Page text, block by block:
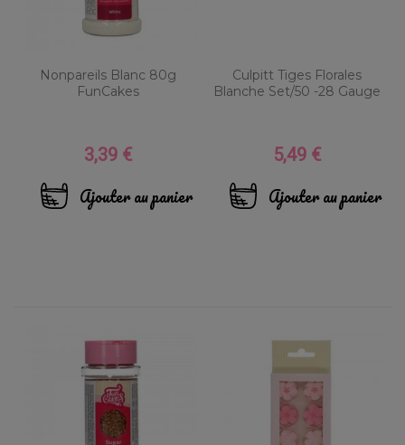
Nonpareils Blanc 80g
FunCakes
Prix
3,39 €
Ajouter au panier
Culpitt Tiges Florales
Blanche Set/50 -28 Gauge
Prix
5,49 €
Ajouter au panier